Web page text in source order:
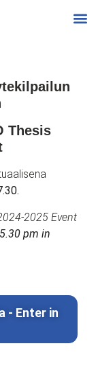
Thesis
2025 Event
pm in
- Enter in